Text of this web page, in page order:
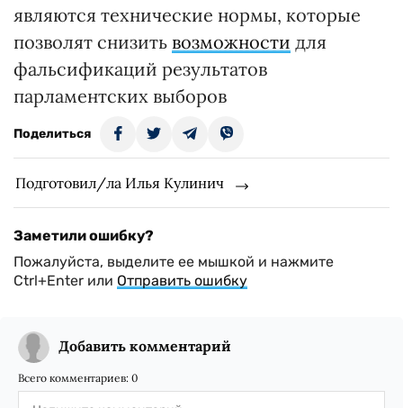
являются технические нормы, которые
позволят снизить возможности для
фальсификаций результатов
парламентских выборов
Поделиться
Подготовил/ла Илья Кулинич
Заметили ошибку?
Пожалуйста, выделите ее мышкой и нажмите
Ctrl+Enter или Отправить ошибку
Добавить комментарий
Всего комментариев: 0